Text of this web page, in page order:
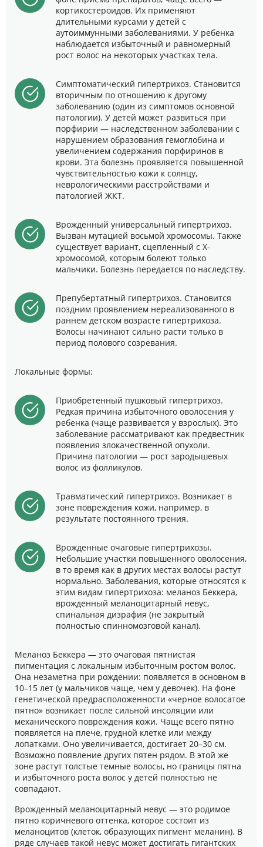
кортикостероидов. Их применяют
длительными курсами у детей с
аутоиммунными заболеваниями. У ребенка
наблюдается избыточный и равномерный
рост волос на некоторых участках тела.
Симптоматический гипертрихоз. Становится
вторичным по отношению к другому
заболеванию (один из симптомов основной
патологии). У детей может развиться при
порфирии — наследственном заболевании с
нарушением образования гемоглобина и
увеличением содержания порфиринов в
крови. Эта болезнь проявляется повышенной
чувствительностью кожи к солнцу,
неврологическими расстройствами и
патологией ЖКТ.
Врожденный универсальный гипертрихоз.
Вызван мутацией восьмой хромосомы. Также
существует вариант, сцепленный с Х-
хромосомой, которым болеют только
мальчики. Болезнь передается по наследству.
Препубертатный гипертрихоз. Становится
поздним проявлением нереализованного в
раннем детском возрасте гипертрихоза.
Волосы начинают сильно расти только в
период полового созревания.
Локальные формы:
Приобретенный пушковый гипертрихоз.
Редкая причина избыточного оволосения у
ребенка (чаще развивается у взрослых). Это
заболевание рассматривают как предвестник
появления злокачественной опухоли.
Причина патологии — рост зародышевых
волос из фолликулов.
Травматический гипертрихоз. Возникает в
зоне повреждения кожи, например, в
результате постоянного трения.
Врожденные очаговые гипертрихозы.
Небольшие участки повышенного оволосения,
в то время как в других местах волосы растут
нормально. Заболевания, которые относятся к
этим видам гипертрихоза: меланоз Беккера,
врожденный меланоцитарный невус,
спинальная дизрафия (не закрытый
полностью спинномозговой канал).
Меланоз Беккера — это очаговая пятнистая
пигментация с локальным избыточным ростом волос.
Она незаметна при рождении: появляется в основном в
10–15 лет (у мальчиков чаще, чем у девочек). На фоне
генетической предрасположенности «черное волосатое
пятно» возникает после сильной инсоляции или
механического повреждения кожи. Чаще всего пятно
появляется на плече, грудной клетке или между
лопатками. Оно увеличивается, достигает 20–30 см.
Возможно появление других пятен рядом. В этой же
зоне растут толстые темные волосы, но границы пятна
и избыточного роста волос у детей полностью не
совпадают.
Врожденный меланоцитарный невус — это родимое
пятно коричневого оттенка, которое состоит из
меланоцитов (клеток, образующих пигмент меланин). В
ряде случаев такой невус может достигать гигантских